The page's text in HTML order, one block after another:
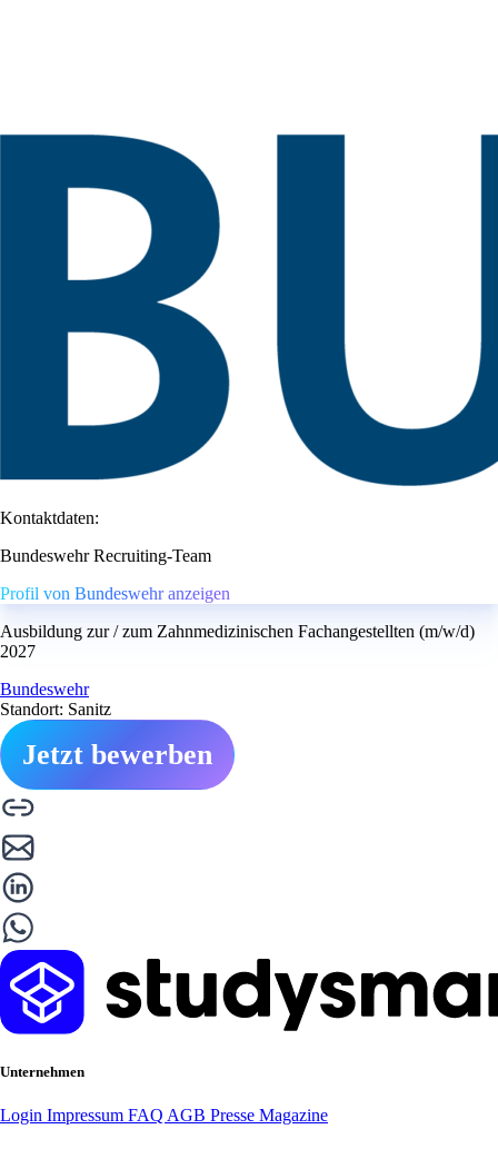
Kontaktdaten:
Bundeswehr Recruiting-Team
Profil von Bundeswehr anzeigen
Ausbildung zur / zum Zahnmedizinischen Fachangestellten (m/w/d)
2027
Bundeswehr
Standort: Sanitz
Jetzt bewerben
Unternehmen
Login Impressum FAQ AGB Presse Magazine